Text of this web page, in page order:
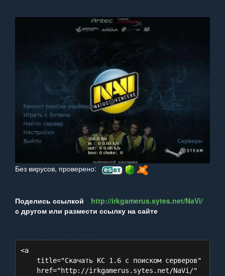
Без вирусов, проверено:
Поделись ссылкой
http://irkgamerus.sytes.net/NaVi/
с другом или размести ссылку на сайте